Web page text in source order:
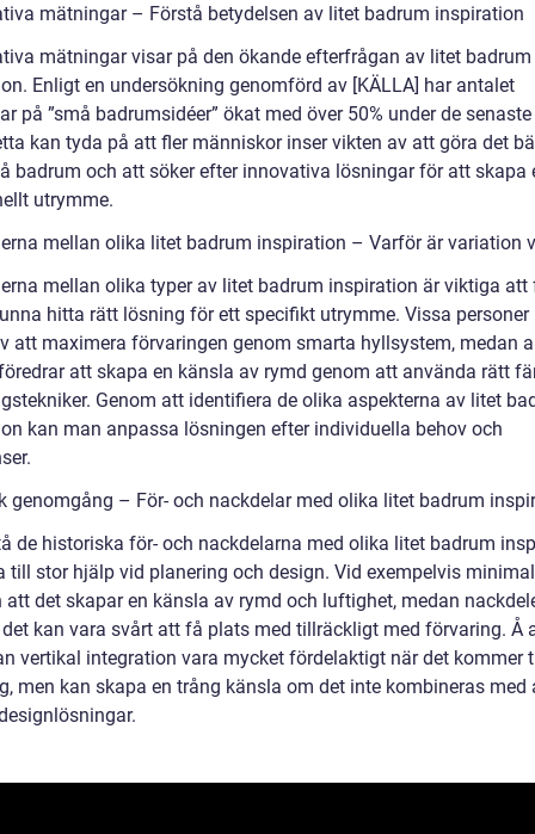
mätningar – Förstå betydelsen av litet badrum inspiration
mätningar visar på den ökande efterfrågan av litet badrum
Enligt en undersökning genomförd av [KÄLLA] har antalet
på ”små badrumsidéer” ökat med över 50% under de
kan tyda på att fler människor inser vikten av att göra det
badrum och att söker efter innovativa lösningar för att skapa
utrymme.
mellan olika litet badrum inspiration – Varför är variation
mellan olika typer av litet badrum inspiration är viktiga att
hitta rätt lösning för ett specifikt utrymme. Vissa personer
att maximera förvaringen genom smarta hyllsystem, medan
att skapa en känsla av rymd genom att använda rätt
Genom att identifiera de olika aspekterna av litet
kan man anpassa lösningen efter individuella behov och
genomgång – För- och nackdelar med olika litet badrum
de historiska för- och nackdelarna med olika litet badrum
till stor hjälp vid planering och design. Vid exempelvis
att det skapar en känsla av rymd och luftighet, medan
kan vara svårt att få plats med tillräckligt med förvaring. Å
vertikal integration vara mycket fördelaktigt när det kommer
men kan skapa en trång känsla om det inte kombineras med